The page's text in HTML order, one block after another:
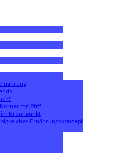
mit Pfiff
Brennpunkt
Ernährungskonzept